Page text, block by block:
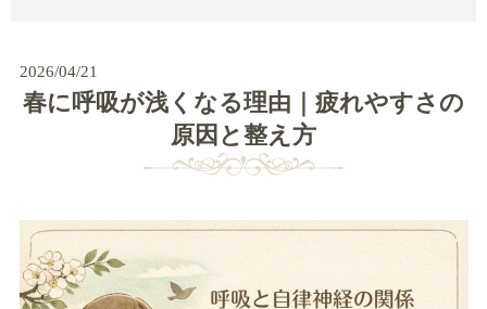
2026/04/21
春に呼吸が浅くなる理由｜疲れやすさの
原因と整え方